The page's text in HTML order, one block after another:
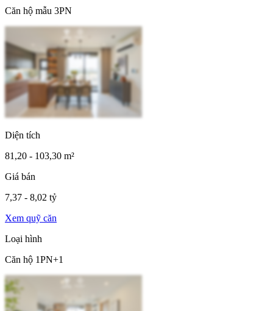
Căn hộ mẫu 3PN
Diện tích
81,20 - 103,30 m²
Giá bán
7,37 - 8,02 tỷ
Xem quỹ căn
Loại hình
Căn hộ 1PN+1